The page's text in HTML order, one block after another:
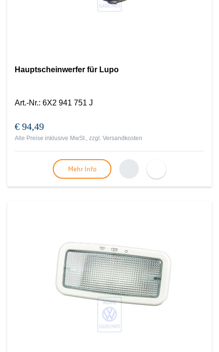
Hauptscheinwerfer für Lupo
Art.-Nr.: 6X2 941 751 J
€ 94,49
Alle Preise inklusive MwSt., zzgl. Versandkosten
Mehr Info